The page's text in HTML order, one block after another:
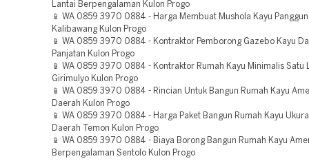
Lantai Berpengalaman Kulon Progo
📱 WA 0859 3970 0884 - Harga Membuat Mushola Kayu
Kalibawang Kulon Progo
📱 WA 0859 3970 0884 - Kontraktor Pemborong Gazebo Kayu
Panjatan Kulon Progo
📱 WA 0859 3970 0884 - Kontraktor Rumah Kayu Minimalis Satu
Girimulyo Kulon Progo
📱 WA 0859 3970 0884 - Rincian Untuk Bangun Rumah Kayu
Daerah Kulon Progo
📱 WA 0859 3970 0884 - Harga Paket Bangun Rumah Kayu
Daerah Temon Kulon Progo
📱 WA 0859 3970 0884 - Biaya Borong Bangun Rumah Kayu
Berpengalaman Sentolo Kulon Progo